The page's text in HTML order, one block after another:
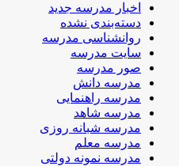
اخبار مدرسه جدید
دسته‌بندی نشده
روانشناسی مدرسه
سایت مدرسه
صور مدرسه
مدرسه دانش
مدرسه راهنمایی
مدرسه شاهد
مدرسه شبانه روزی
مدرسه معلم
مدرسه نمونه دولتی